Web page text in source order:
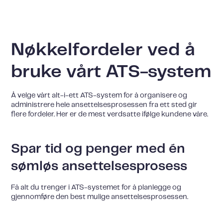
Nøkkelfordeler ved å
bruke vårt ATS-system
Å velge vårt alt-i-ett ATS-system for å organisere og
administrere hele ansettelsesprosessen fra ett sted gir
flere fordeler. Her er de mest verdsatte ifølge kundene våre.
Spar tid og penger med én
sømløs ansettelsesprosess
Få alt du trenger i ATS-systemet for å planlegge og
gjennomføre den best mulige ansettelsesprosessen.